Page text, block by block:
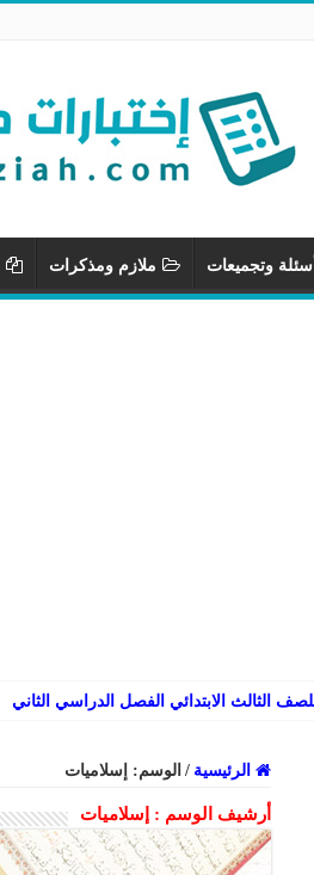
أسئلة وتجميعات ملازم ومذكرات
الرئيسية / الوسم: إسلاميات
أرشيف الوسم : إسلاميات